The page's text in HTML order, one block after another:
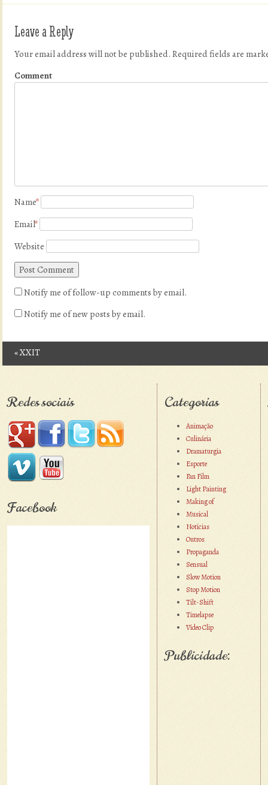
Leave a Reply
Your email address will not be published. Required fields are
Comment
Name*
Email*
Website
Notify me of follow-up comments by email.
Notify me of new posts by email.
Post navigation
«XXIT
Redes sociais
Facebook
Categorias
Animação
Culinária
Dramaturgia
Esporte
Fan Film
Light Painting
Making of
Musical
Notícias
Outros
Propaganda
Sensual
Slow Motion
Stop Motion
Tilt-Shift
Timelapse
Vídeo Clip
Publicidade: